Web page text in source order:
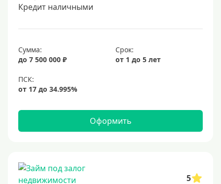
6%
7%
8%
9%
11%
12%
14%
15%
Кредит наличными
Сумма:
до 7 500 000 ₽
Срок:
от 1 до 5 лет
Оформить
5